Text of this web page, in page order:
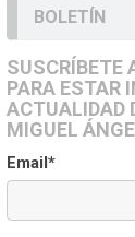
BOLETÍN
SUSCRÍBETE
PARA ESTAR
ACTUALIDAD
MIGUEL
Email*